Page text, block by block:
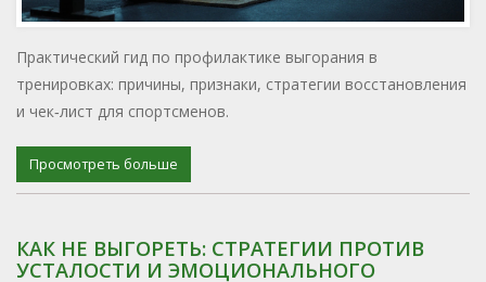
Практический гид по профилактике выгорания в
тренировках: причины, признаки, стратегии восстановления
и чек‑лист для спортсменов.
Просмотреть больше
КАК НЕ ВЫГОРЕТЬ: СТРАТЕГИИ ПРОТИВ
УСТАЛОСТИ И ЭМОЦИОНАЛЬНОГО